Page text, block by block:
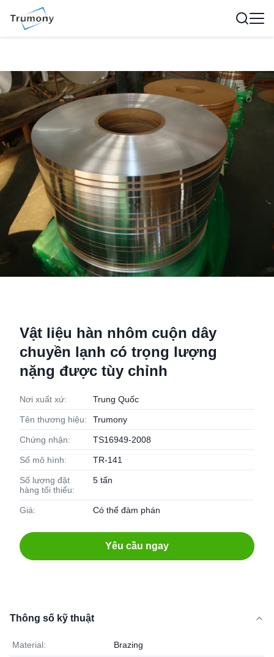
Vật liệu hàn nhôm cuộn dây
chuyền lạnh có trọng lượng
nặng được tùy chỉnh
Nơi xuất xứ: Trung Quốc
Tên thương hiệu: Trumony
Chứng nhận: TS16949-2008
Số mô hình: TR-141
Số lượng đặt
hàng tối thiểu:
5 tấn
Giá: Có thể đàm phán
Yêu cầu ngay
Thông số kỹ thuật
Material: Brazing